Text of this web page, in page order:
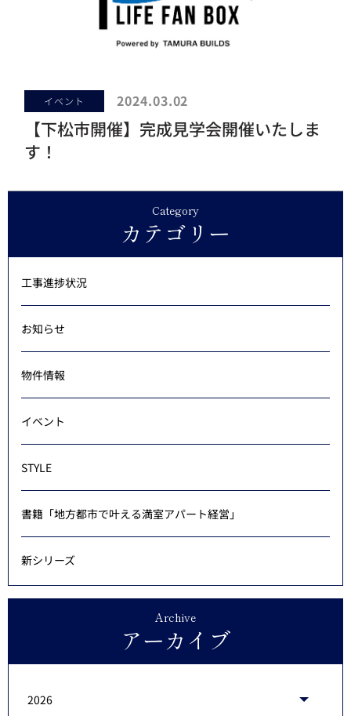
イベント 2024.03.02
【下松市開催】完成見学会開催いたしま
す！
Category
カテゴリー
工事進捗状況
お知らせ
物件情報
イベント
STYLE
書籍「地方都市で叶える満室アパート経営」
新シリーズ
Archive
アーカイブ
2026